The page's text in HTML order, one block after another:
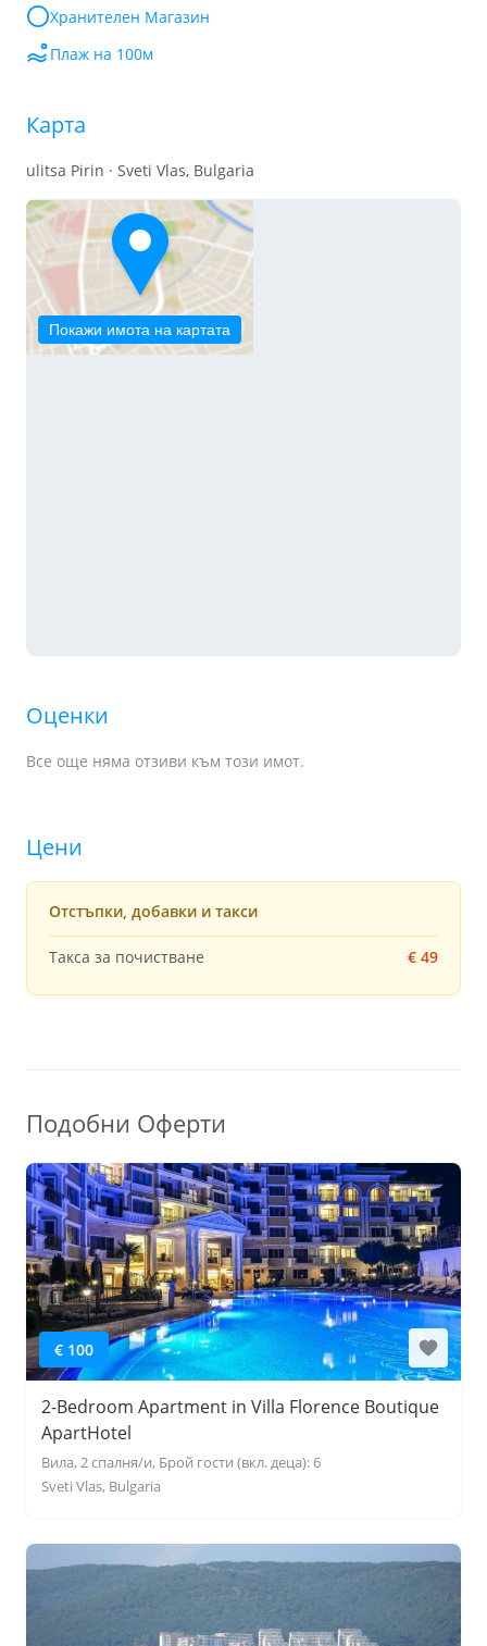
Хранителен Mагазин
Плаж на 100м
Карта
ulitsa Pirin · Sveti Vlas, Bulgaria
Покажи имота на картата
Оценки
Все още няма отзиви към този имот.
Цени
Отстъпки, добавки и такси
Такса за почистване € 49
Подобни Оферти
€ 100
2-Bedroom Apartment in Villa Florence Boutique
ApartHotel
Вила, 2 спалня/и, Брой гости (вкл. деца): 6
Sveti Vlas, Bulgaria